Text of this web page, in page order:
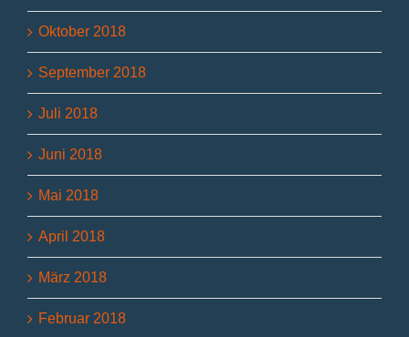
Oktober 2018
September 2018
Juli 2018
Juni 2018
Mai 2018
April 2018
März 2018
Februar 2018